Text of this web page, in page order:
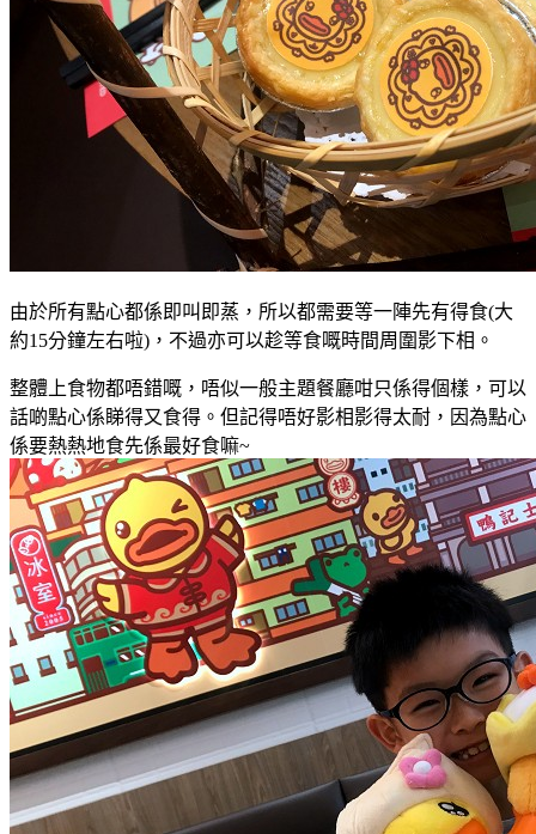
由於所有點心都係即叫即蒸，所以都需要等一陣先有得食(大
約15分鐘左右啦) ， 不過亦可以趁等食嘅時間周圍影下相 。
整體上食物都唔錯嘅，唔似一般主題餐廳咁只係得個樣 ， 可以
話啲點心係睇得又食得。但記得唔好影相影得太耐 ，因為點心
係要熱熱地食先係最好食嘛~